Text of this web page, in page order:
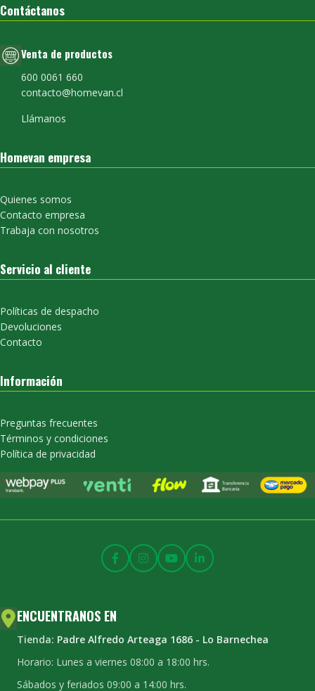
Contáctanos
Venta de productos
600 0061 660
contacto@homevan.cl
Llámanos
Homevan empresa
Quienes somos
Contacto empresa
Trabaja con nosotros
Servicio al cliente
Políticas de despacho
Devoluciones
Contacto
Información
Preguntas frecuentes
Términos y condiciones
Política de privacidad
ENCUENTRANOS EN
Tienda: Padre Alfredo Arteaga 1686 - Lo Barnechea
Horario: Lunes a viernes 08:00 a 18:00 hrs.
Sábados y feriados 09:00 a 14:00 hrs.